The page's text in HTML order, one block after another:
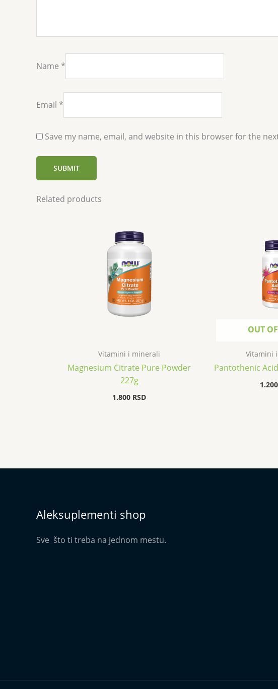
Name *
Email *
Save my name, email, and website in this browser for the
Related products
Vitamini i minerali
Magnesium Citrate Pure Powder
227g
1.800 RSD
OUT
Vitamini
Pantothenic
1.200
Aleksuplementi shop
Sve što ti treba na jednom mestu.